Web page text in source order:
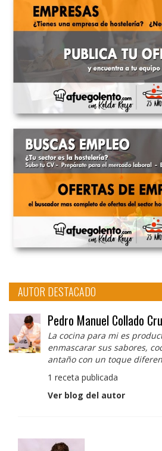
AUTOR DESTACADO
Pedro Manuel Collado
La cocina para mi es
enmascarar sus sabores,
antaño con un toque
1 receta publicada
Ver blog del autor